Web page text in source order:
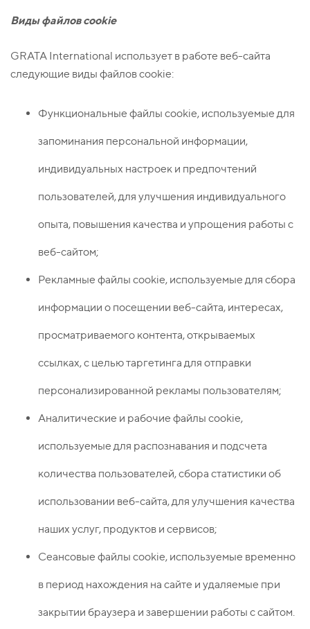
Виды файлов сookie
GRATA International использует в работе веб-сайта
следующие виды файлов cookie:
Функциональные файлы сookie, используемые для
запоминания персональной информации,
индивидуальных настроек и предпочтений
пользователей, для улучшения индивидуального
опыта, повышения качества и упрощения работы с
веб-сайтом;
Рекламные файлы сookie, используемые для сбора
информации о посещении веб-сайта, интересах,
просматриваемого контента, открываемых
ссылках, с целью таргетинга для отправки
персонализированной рекламы пользователям;
Аналитические и рабочие файлы сookie,
используемые для распознавания и подсчета
количества пользователей, сбора статистики об
использовании веб-сайта, для улучшения качества
наших услуг, продуктов и сервисов;
Сеансовые файлы сookie, используемые временно
в период нахождения на сайте и удаляемые при
закрытии браузера и завершении работы с сайтом.